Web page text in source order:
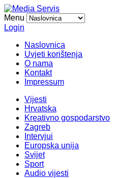
Menu
Login
Naslovnica
Uvjeti korištenja
O nama
Kontakt
Impressum
Vijesti
Hrvatska
Kreativno gospodarstvo
Zagreb
Intervjui
Europska unija
Svijet
Sport
Audio vijesti